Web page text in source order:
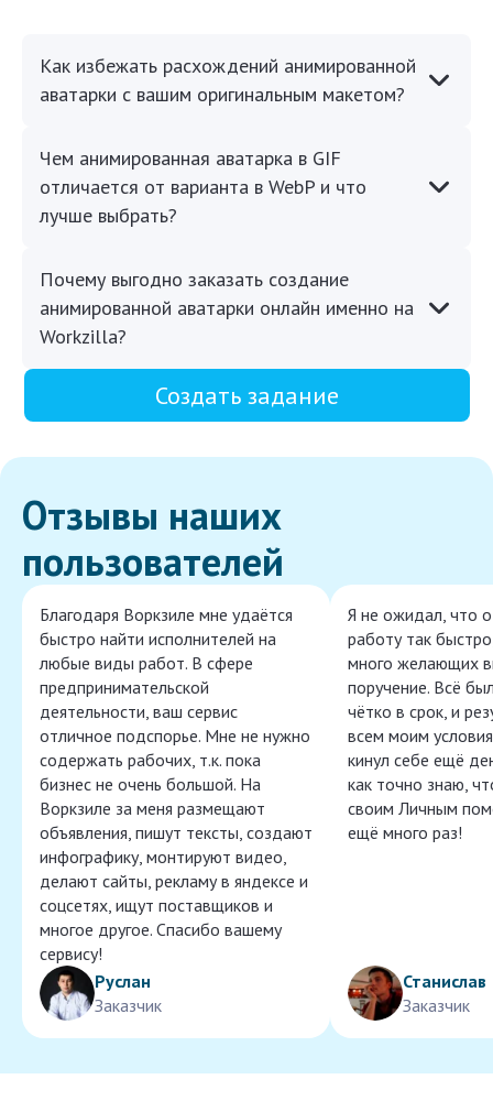
Как избежать расхождений анимированной
аватарки с вашим оригинальным макетом?
Чем анимированная аватарка в GIF
отличается от варианта в WebP и что
лучше выбрать?
Почему выгодно заказать создание
анимированной аватарки онлайн именно на
Workzilla?
Создать задание
Отзывы наших
пользователей
Благодаря Воркзиле мне удаётся
быстро найти исполнителей на
любые виды работ. В сфере
предпринимательской
деятельности, ваш сервис
отличное подспорье. Мне не нужно
содержать рабочих, т.к. пока
бизнес не очень большой. На
Воркзиле за меня размещают
объявления, пишут тексты, создают
инфографику, монтируют видео,
делают сайты, рекламу в яндексе и
соцсетях, ищут поставщиков и
многое другое. Спасибо вашему
сервису!
Руслан
Заказчик
Я не ожидал, что
работу так
много желающих
поручение. Всё
чётко в срок, и
всем моим
кинул себе ещё
как точно знаю,
своим Личным
ещё много раз!
Станислав
Заказчик